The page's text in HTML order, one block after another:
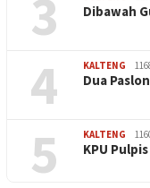
3 Dibawah
4 KALTENG
Dua
5 KALTENG
KPU